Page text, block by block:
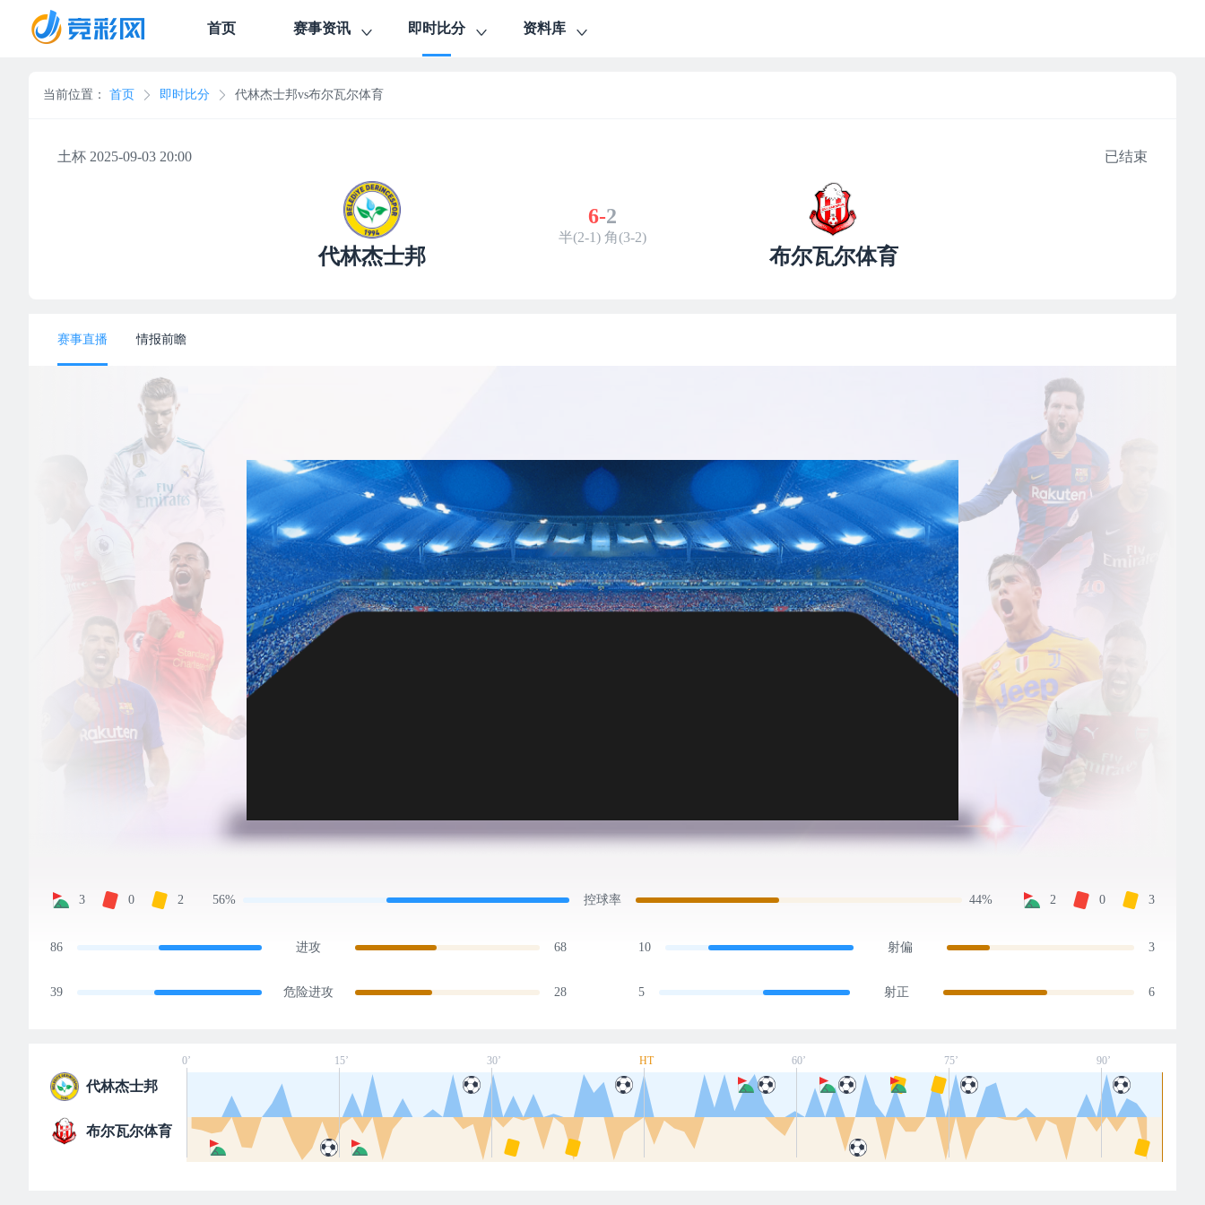
首页 赛事资讯 即时比分 资料库
当前位置： 首页 即时比分 代林杰士邦vs布尔瓦尔体育
土杯 2025-09-03 20:00 已结束
代林杰士邦
6-2
半(2-1) 角(3-2)
布尔瓦尔体育
赛事直播 情报前瞻
3 0 2 56% 控球率 44% 2 0 3
86 进攻 68
39 危险进攻 28
10 射偏 3
5 射正 6
代林杰士邦
布尔瓦尔体育
0’ 15’ 30’ HT 60’ 75’ 90’